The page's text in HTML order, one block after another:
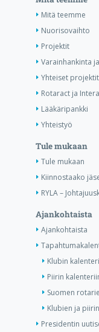
Mitä teemme
Nuorisovaihto
Projektit
Varainhankinta
Yhteiset projektit
Rotaract ja
Lääkäripankki
Yhteistyö
Tule mukaan
Tule mukaan
Kiinnostaako
RYLA –
Ajankohtaista
Ajankohtaista
Klubin kalenteri
Piirin
Suomen
Klubien ja
Presidentin